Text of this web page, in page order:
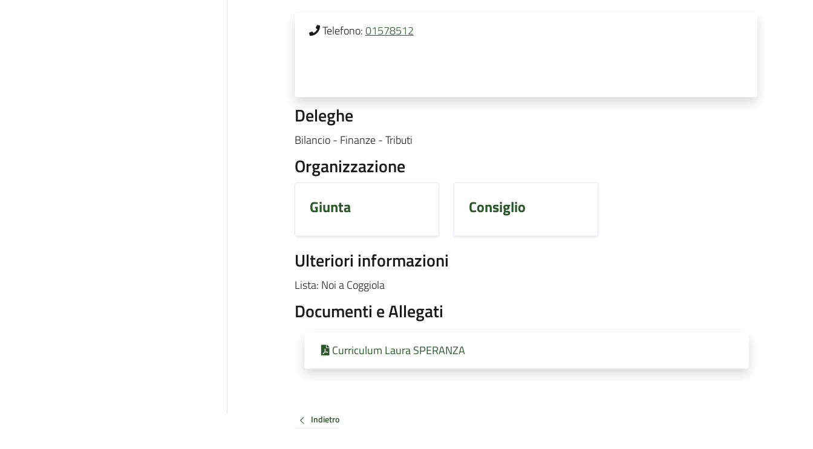
Telefono:01578512
Deleghe
Bilancio - Finanze - Tributi
Organizzazione
Giunta Consiglio
Ulteriori informazioni
Lista: Noi a Coggiola
Documenti e Allegati
Curriculum Laura SPERANZA
Indietro